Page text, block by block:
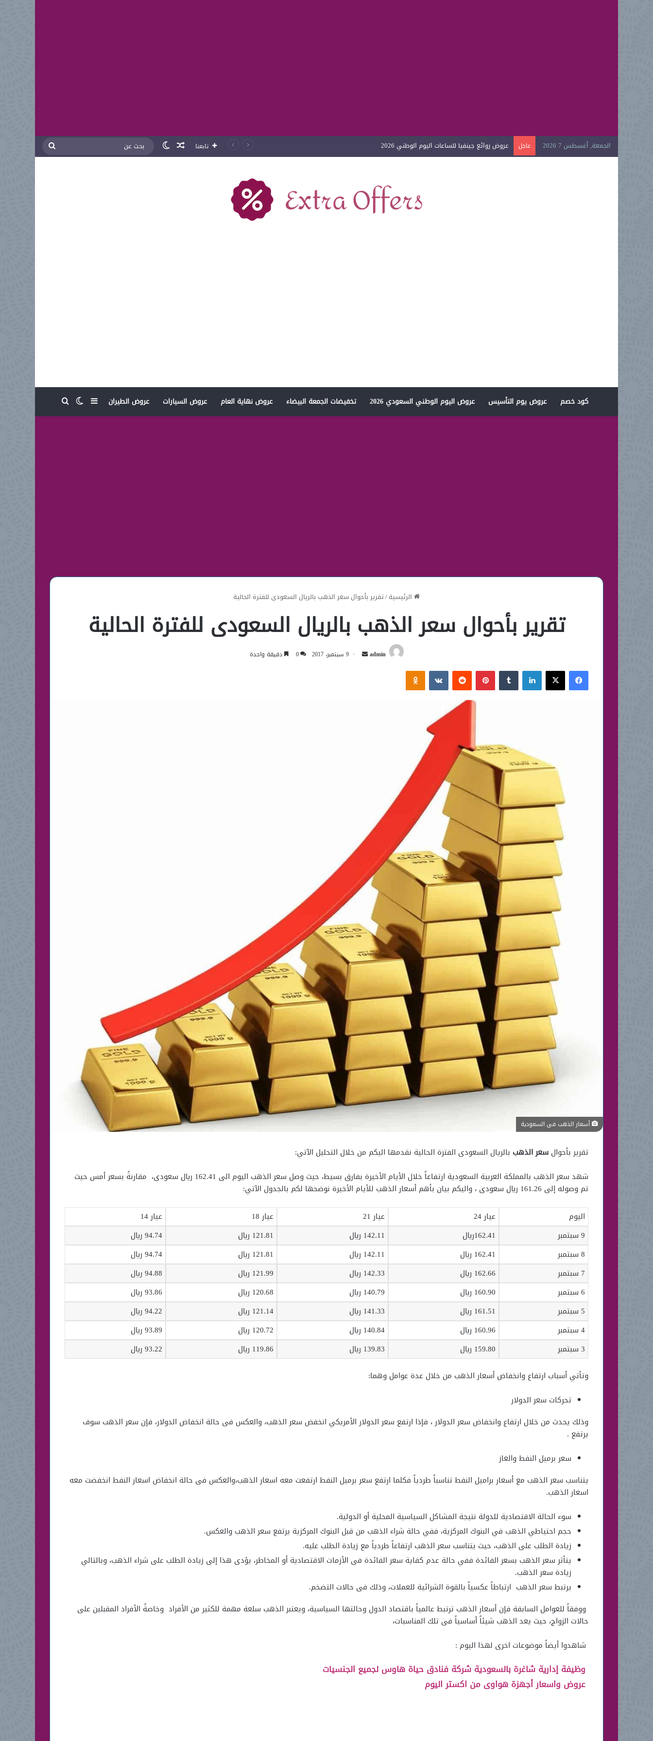
الجمعة, أغسطس 7 2026 عاجل عروض روائع جينفيا للساعات اليوم الوطني 2026 تابعنا مقال عشوائي
الوضع المظلم
بحث
كود خصم عروض يوم التأسيس عروض اليوم الوطني السعودي 2026 تخفيضات الجمعة البيضاء عروض نهاية العام عروض السيارات عروض الطيران إضافة عمود جانبي
الوضع المظلم
بحث عن
الرئيسية/تقرير بأحوال سعر الذهب بالريال السعودى للفترة الحالية
تقرير بأحوال سعر الذهب بالريال السعودى للفترة الحالية
admin
أرسل 9 سبتمبر، 2017 0 دقيقة واحدة
فيسبوك‫X لينكدإن بينتيريست Odnoklassniki
أسعار الذهب فى السعودية
تقرير بأحوال سعر الذهب بالريال السعودى الفترة الحالية نقدمها اليكم من خلال التحليل الآتي:
شهد سعر الذهب بالمملكة العربية السعودية ارتفاعاً خلال الأيام الأخيرة بفارق بسيط، حيث وصل سعر الذهب اليوم الى 162.41 ريال سعودى، مقارنةً بسعر أمس حيث
تم وصوله إلى 161.26 ريال سعودى ، واليكم بيان بأهم أسعار الذهب للأيام الأخيرة نوضحها لكم بالجدول الآتي:
اليوم عيار 24 عيار 21 عيار 18
عيار 14
9 سبتمبر
162.41ريال 142.11 ريال 121.81 ريال
94.74 ريال
8 سبتمبر
162.41 ريال 142.11 ريال 121.81 ريال
94.74 ريال
7 سبتمبر
162.66 ريال 142.33 ريال 121.99 ريال
94.88 ريال
6 سبتمبر
160.90 ريال 140.79 ريال 120.68 ريال
93.86 ريال
5 سبتمبر
161.51 ريال 141.33 ريال 121.14 ريال
94.22 ريال
4 سبتمبر
160.96 ريال 140.84 ريال 120.72 ريال
93.89 ريال
3 سبتمبر
159.80 ريال 139.83 ريال 119.86 ريال
93.22 ريال
وتأتي أسباب ارتفاع وانخفاض أسعار الذهب من خلال عدة عوامل وهما:
تحركات سعر الدولار
وذلك يحدث من خلال ارتفاع وانخفاض سعر الدولار ، فإذا ارتفع سعر الدولار الأمريكي انخفض سعر الذهب، والعكس فى حالة انخفاض الدولار، فإن سعر الذهب سوف
يرتفع .
سعر برميل النفط والغاز
يتناسب سعر الذهب مع أسعار براميل النفط تناسباً طردياً فكلما ارتفع سعر برميل النفط ارتفعت معه اسعار الذهب،والعكس فى حالة انخفاض اسعار النفط انخفضت معه
اسعار الذهب.
سوء الحالة الاقتصادية للدولة نتيجة المشاكل السياسية المحلية أو الدولية.
حجم احتياطي الذهب في البنوك المركزية، ففي حالة شراء الذهب من قبل البنوك المركزية يرتفع سعر الذهب والعكس.
زيادة الطلب على الذهب، حيث يتناسب سعر الذهب ارتفاعاً طردياً مع زيادة الطلب عليه.
يتأثر سعر الذهب بسعر الفائدة ففي حالة عدم كفاية سعر الفائدة فى الأزمات الاقتصادية أو المخاطر، يؤدى هذا إلى زيادة الطلب على شراء الذهب، وبالتالي
زيادة سعر الذهب.
يرتبط سعر الذهب ارتباطاً عكسياً بالقوة الشرائية للعملات، وذلك فى حالات التضخم.
ووفقاً للعوامل السابقة فإن أسعار الذهب ترتبط عالمياً باقتصاد الدول وحالتها السياسية، ويعتبر الذهب سلعة مهمة للكثير من الأفراد وخاصةً الأفراد المقبلين على
حالات الزواج، حيث يعد الذهب شيئاً أساسياً فى تلك المناسبات،
شاهدوا أيضاً موضوعات اخرى لهذا اليوم :
وظيفة إدارية شاغرة بالسعودية شركة فنادق حياة هاوس لجميع الجنسيات
عروض واسعار أجهزة هواوى من اكستر اليوم